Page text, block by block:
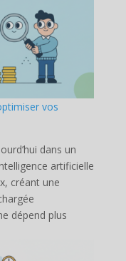
vos
dans un
artificielle
créant une
dépend plus